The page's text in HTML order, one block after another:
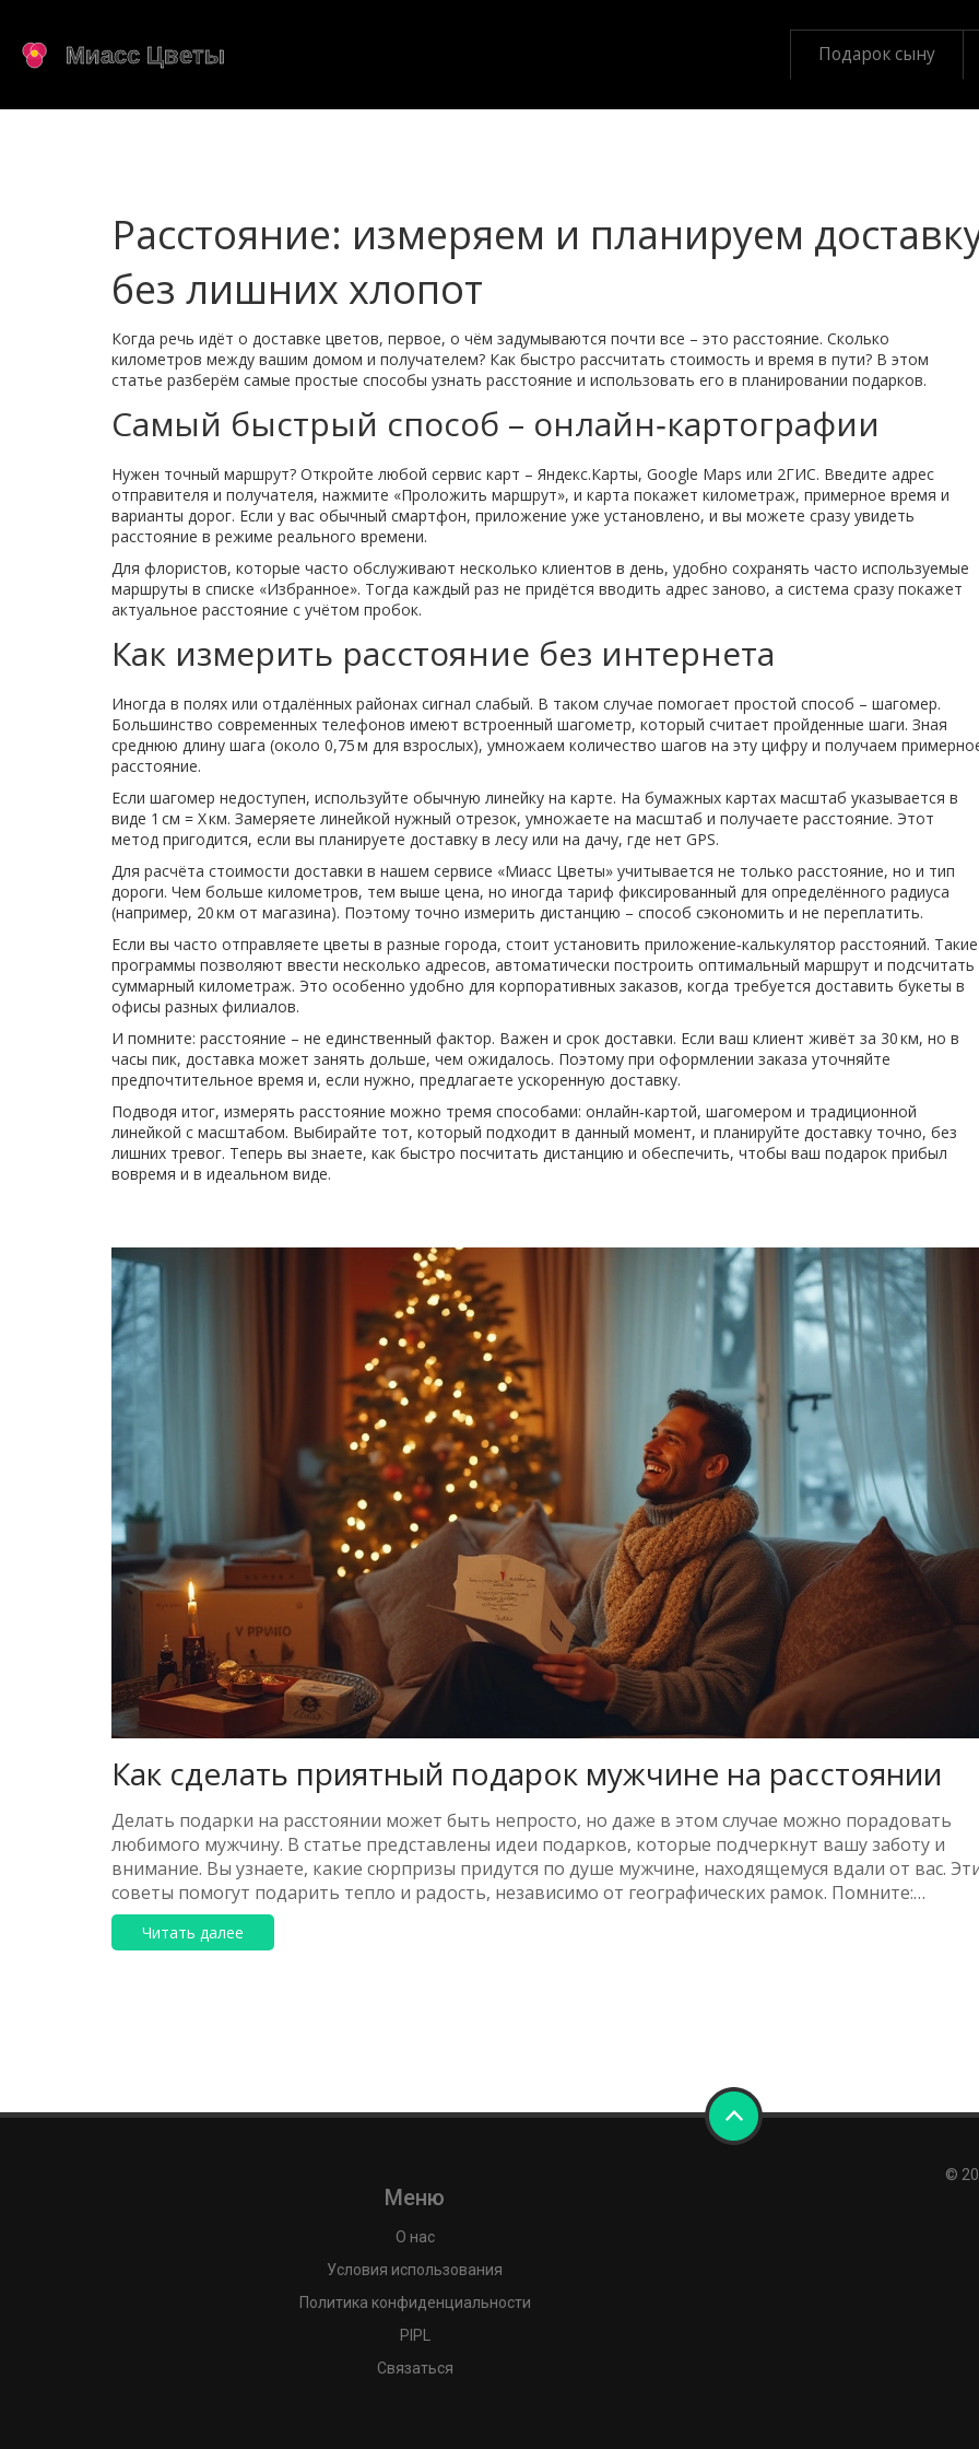
Подарок сыну
Расстояние: измеряем и планируем
без лишних хлопот
Когда речь идёт о доставке цветов, первое, о чём задумываются почти все – это расстояние. Сколько
километров между вашим домом и получателем? Как быстро рассчитать стоимость и время в пути? В этом
статье разберём самые простые способы узнать расстояние и использовать его в планировании подарков.
Самый быстрый способ – онлайн‑картографии
Нужен точный маршрут? Откройте любой сервис карт – Яндекс.Карты, Google Maps или 2ГИС. Введите адрес
отправителя и получателя, нажмите «Проложить маршрут», и карта покажет километраж, примерное время и
варианты дорог. Если у вас обычный смартфон, приложение уже установлено, и вы можете сразу увидеть
расстояние в режиме реального времени.
Для флористов, которые часто обслуживают несколько клиентов в день, удобно сохранять часто используемые
маршруты в списке «Избранное». Тогда каждый раз не придётся вводить адрес заново, а система сразу покажет
актуальное расстояние с учётом пробок.
Как измерить расстояние без интернета
Иногда в полях или отдалённых районах сигнал слабый. В таком случае помогает простой способ – шагомер.
Большинство современных телефонов имеют встроенный шагометр, который считает пройденные шаги. Зная
среднюю длину шага (около 0,75 м для взрослых), умножаем количество шагов на эту цифру и получаем
расстояние.
Если шагомер недоступен, используйте обычную линейку на карте. На бумажных картах масштаб указывается в
виде 1 см = X км. Замеряете линейкой нужный отрезок, умножаете на масштаб и получаете расстояние. Этот
метод пригодится, если вы планируете доставку в лесу или на дачу, где нет GPS.
Для расчёта стоимости доставки в нашем сервисе «Миасс Цветы» учитывается не только расстояние, но и тип
дороги. Чем больше километров, тем выше цена, но иногда тариф фиксированный для определённого радиуса
(например, 20 км от магазина). Поэтому точно измерить дистанцию – способ сэкономить и не переплатить.
Если вы часто отправляете цветы в разные города, стоит установить приложение‑калькулятор расстояний. Такие
программы позволяют ввести несколько адресов, автоматически построить оптимальный маршрут и подсчитать
суммарный километраж. Это особенно удобно для корпоративных заказов, когда требуется доставить букеты в
офисы разных филиалов.
И помните: расстояние – не единственный фактор. Важен и срок доставки. Если ваш клиент живёт за 30 км, но в
часы пик, доставка может занять дольше, чем ожидалось. Поэтому при оформлении заказа уточняйте
предпочтительное время и, если нужно, предлагаете ускоренную доставку.
Подводя итог, измерять расстояние можно тремя способами: онлайн‑картой, шагомером и традиционной
линейкой с масштабом. Выбирайте тот, который подходит в данный момент, и планируйте доставку точно, без
лишних тревог. Теперь вы знаете, как быстро посчитать дистанцию и обеспечить, чтобы ваш подарок прибыл
вовремя и в идеальном виде.
Как сделать приятный подарок мужчине на расстоянии
Делать подарки на расстоянии может быть непросто, но даже в этом случае можно порадовать
любимого мужчину. В статье представлены идеи подарков, которые подчеркнут вашу заботу и
внимание. Вы узнаете, какие сюрпризы придутся по душе мужчине, находящемуся вдали от вас.
советы помогут подарить тепло и радость, независимо от географических рамок. Помните:
неожиданные знаки внимания согревают сердце и укрепляют отношения.
Читать далее
Меню
О нас
Условия использования
Политика конфиденциальности
PIPL
Связаться
©